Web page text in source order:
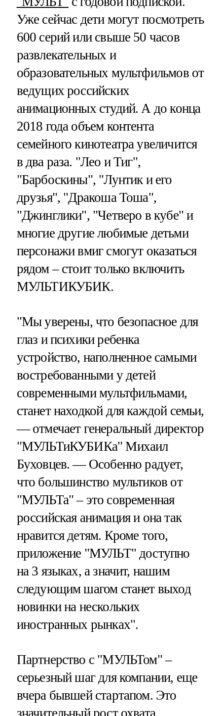
Уже сейчас дети могут посмотреть
600 серий или свыше 50 часов
развлекательных и
образовательных мультфильмов от
ведущих российских
анимационных студий. А до конца
2018 года объем контента
семейного кинотеатра увеличится
в два раза. "Лео и Тиг",
"Барбоскины", "Лунтик и его
друзья", "Дракоша Тоша",
"Джинглики", "Четверо в кубе" и
многие другие любимые детьми
персонажи вмиг смогут оказаться
рядом – стоит только включить
МУЛЬТИКУБИК.
"Мы уверены, что безопасное для
глаз и психики ребенка
устройство, наполненное самыми
востребованными у детей
современными мультфильмами,
станет находкой для каждой семьи,
— отмечает генеральный директор
"МУЛЬТиКУБИКа" Михаил
Буховцев. — Особенно радует,
что большинство мультиков от
"МУЛЬТа" – это современная
российская анимация и она так
нравится детям. Кроме того,
приложение "МУЛЬТ" доступно
на 3 языках, а значит, нашим
следующим шагом станет выход
новинки на нескольких
иностранных рынках".
Партнерство с "МУЛЬТом" –
серьезный шаг для компании, еще
вчера бывшей стартапом. Это
значительный рост охвата